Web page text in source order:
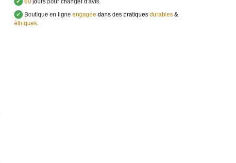
✔ 60jours pour changer d'avis.
✔ Boutique en ligne engagée dans des pratiques durables&
éthiques.